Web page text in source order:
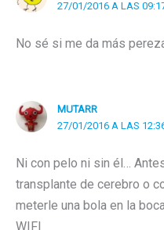
27/01/2016 A LAS
No sé si me da más
MUTARR
27/01/2016 A LAS
Ni con pelo ni sin él…
transplante de cerebro o
meterle una bola en la
WIFI